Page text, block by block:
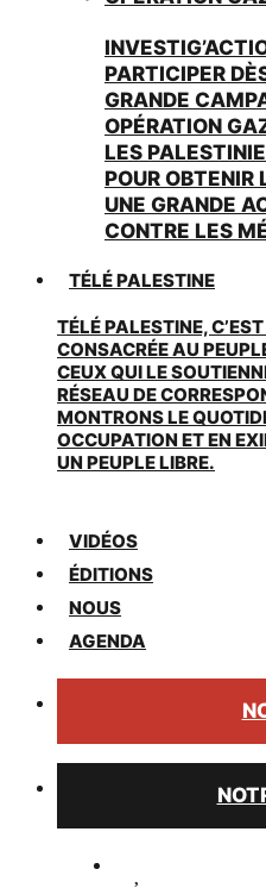
PARTICIPER
GRANDE
OPÉRATION
LES
POUR OBTENIR
UNE GRANDE
CONTRE LES
TÉLÉ PALESTINE
TÉLÉ PALESTINE,
CONSACRÉE AU
CEUX QUI LE
RÉSEAU DE
MONTRONS LE
OCCUPATION ET EN
UN PEUPLE LIBRE.
VIDÉOS
ÉDITIONS
NOUS
AGENDA